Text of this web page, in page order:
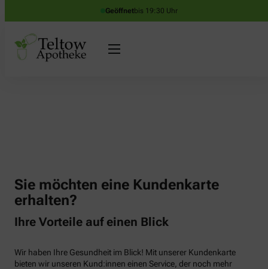
Geöffnetbis 19:30 Uhr
Sie möchten eine Kundenkarte
erhalten?
Ihre Vorteile auf einen Blick
Wir haben Ihre Gesundheit im Blick! Mit unserer Kundenkarte
bieten wir unseren Kund:innen einen Service, der noch mehr